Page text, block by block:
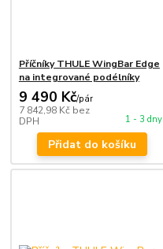
Příčníky THULE WingBar Edge
na integrované podélníky
9 490 Kč/pár
7 842,98 Kč bez
DPH
1 - 3 dny
Přidat do košíku